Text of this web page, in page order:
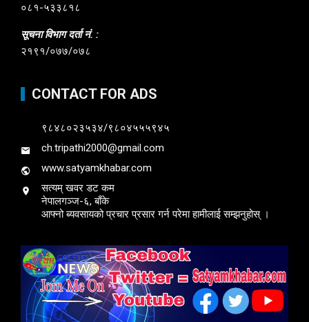
०८१-५३३८१८
सूचना विभाग दर्ता नं. :
२१९१/०७७/०७८
CONTACT FOR ADS
९८४८०२३५३४/९८०४५५५९४५
ch.tripathi2000@gmail.com
www.satyamkhabar.com
सत्यम् खवर डट कम
नेपालगञ्ज-६, बाँके
आफ्नो ब्यवसायको प्रचार प्रसार गर्न परेमा हामीलाई सम्झनुहोस् ।